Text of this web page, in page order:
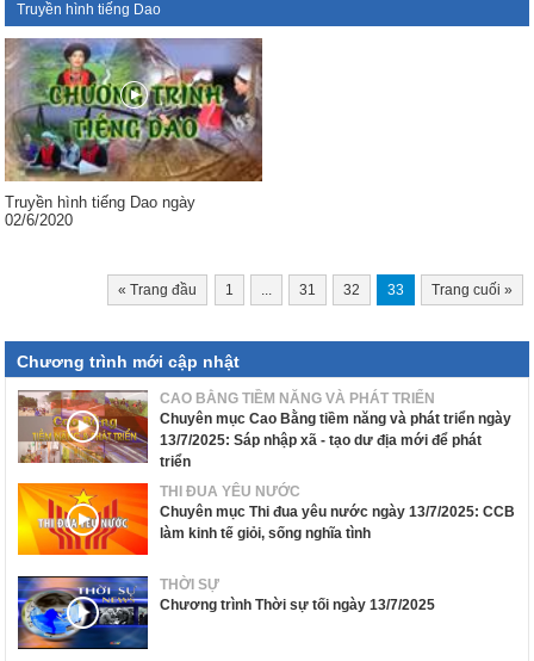
Truyền hình tiếng Dao
Truyền hình tiếng Dao ngày
02/6/2020
« Trang đầu 1 ... 31 32 33 Trang cuối »
Chương trình mới cập nhật
CAO BẰNG TIỀM NĂNG VÀ PHÁT TRIỂN
Chuyên mục Cao Bằng tiềm năng và phát triển ngày
13/7/2025: Sáp nhập xã - tạo dư địa mới để phát
triển
THI ĐUA YÊU NƯỚC
Chuyên mục Thi đua yêu nước ngày 13/7/2025: CCB
làm kinh tế giỏi, sống nghĩa tình
THỜI SỰ
Chương trình Thời sự tối ngày 13/7/2025